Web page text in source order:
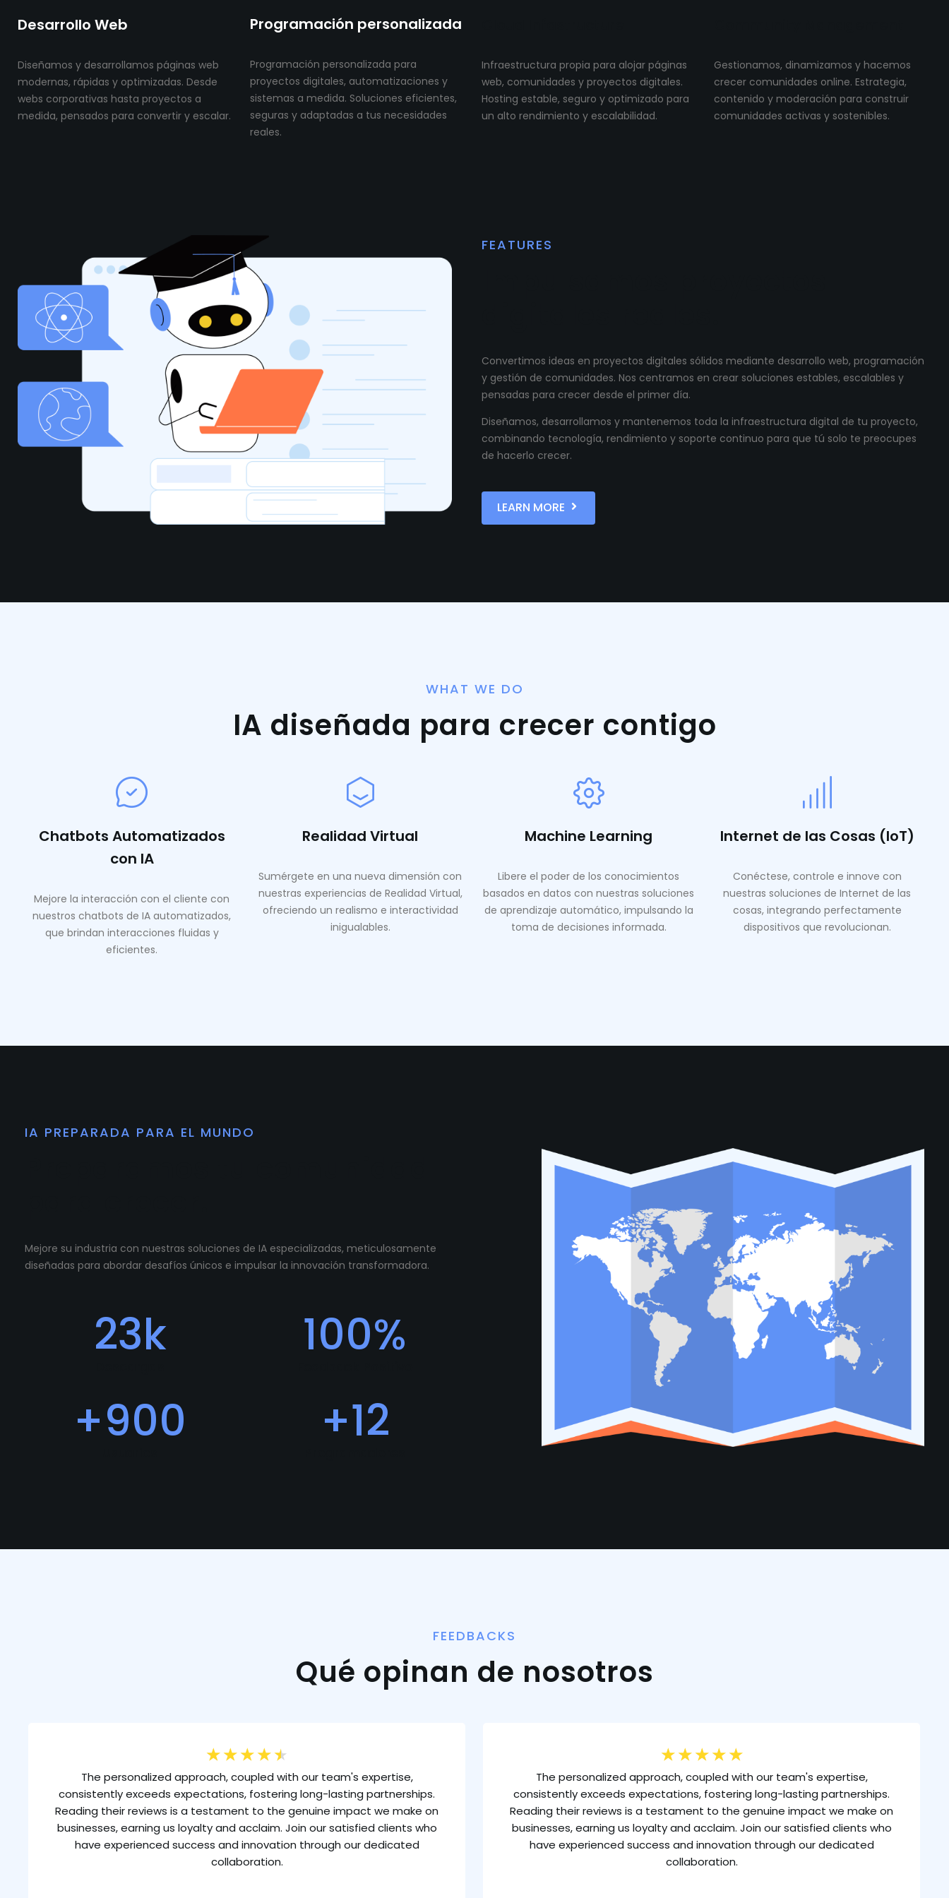
Desarrollo Web
Diseñamos y desarrollamos páginas web
modernas, rápidas y optimizadas. Desde
webs corporativas hasta proyectos a
medida, pensados para convertir y escalar.
Programación personalizada
Programación personalizada para
proyectos digitales, automatizaciones y
sistemas a medida. Soluciones eficientes,
seguras y adaptadas a tus necesidades
reales.
Infraestructura propia para alojar páginas
web, comunidades y proyectos digitales.
Hosting estable, seguro y optimizado para
un alto rendimiento y escalabilidad.
Gestionamos, dinamizamos y hacemos
crecer comunidades online. Estrategia,
contenido y moderación para construir
comunidades activas y sostenibles.
FEATURES
Convertimos ideas en proyectos digitales sólidos mediante desarrollo web, programación
y gestión de comunidades. Nos centramos en crear soluciones estables, escalables y
pensadas para crecer desde el primer día.
Diseñamos, desarrollamos y mantenemos toda la infraestructura digital de tu proyecto,
combinando tecnología, rendimiento y soporte continuo para que tú solo te preocupes
de hacerlo crecer.
LEARN MORE
WHAT WE DO
IA diseñada para crecer contigo
Chatbots Automatizados
con IA
Mejore la interacción con el cliente con
nuestros chatbots de IA automatizados,
que brindan interacciones fluidas y
eficientes.
Realidad Virtual
Sumérgete en una nueva dimensión con
nuestras experiencias de Realidad Virtual,
ofreciendo un realismo e interactividad
inigualables.
Machine Learning
Libere el poder de los conocimientos
basados ​​en datos con nuestras soluciones
de aprendizaje automático, impulsando la
toma de decisiones informada.
Internet de las Cosas (IoT)
Conéctese, controle e innove con
nuestras soluciones de Internet de las
cosas, integrando perfectamente
dispositivos que revolucionan.
IA PREPARADA PARA EL MUNDO
Mejore su industria con nuestras soluciones de IA especializadas, meticulosamente
diseñadas para abordar desafíos únicos e impulsar la innovación transformadora.
23k 100%
+900 +12
FEEDBACKS
Qué opinan de nosotros
★ ★ ★ ★ ★
The personalized approach, coupled with our team's expertise,
consistently exceeds expectations, fostering long-lasting partnerships.
Reading their reviews is a testament to the genuine impact we make on
businesses, earning us loyalty and acclaim. Join our satisfied clients who
have experienced success and innovation through our dedicated
collaboration.
★ ★ ★ ★ ★
The personalized approach, coupled with our team's expertise,
consistently exceeds expectations, fostering long-lasting partnerships.
Reading their reviews is a testament to the genuine impact we make on
businesses, earning us loyalty and acclaim. Join our satisfied clients who
have experienced success and innovation through our dedicated
collaboration.